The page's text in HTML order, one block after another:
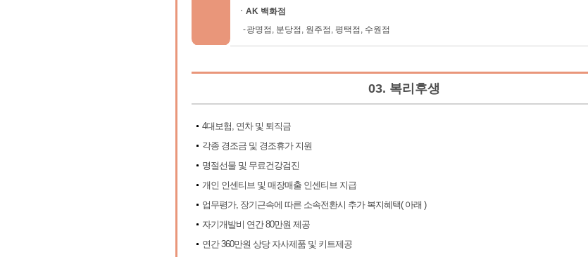
ㆍAK 백화점
-광명점, 분당점, 원주점, 평택점, 수원점
03. 복리후생
4대보험, 연차 및 퇴직금
각종 경조금 및 경조휴가 지원
명절선물 및 무료건강검진
개인 인센티브 및 매장매출 인센티브 지급
업무평가, 장기근속에 따른 소속전환시 추가 복지혜택( 아래 )
자기개발비 연간 80만원 제공
연간 360만원 상당 자사제품 및 키트제공